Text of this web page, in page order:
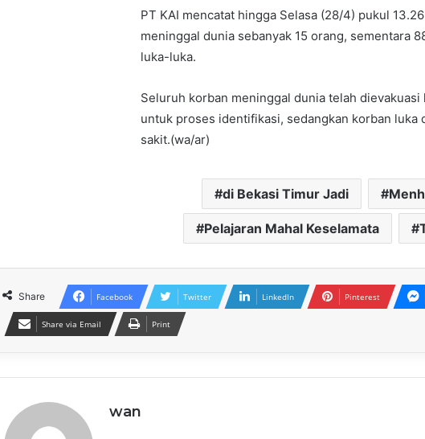
PT KAI mencatat hingga Selasa (28/4) pukul
meninggal dunia sebanyak 15 orang, sementara
luka-luka.
Seluruh korban meninggal dunia telah dievakuasi
untuk proses identifikasi, sedangkan korban luka
sakit.(wa/ar)
di Bekasi Timur Jadi
Pelajaran Mahal Keselamata
Share Facebook Twitter LinkedIn Pinterest
Share via Email Print
wan